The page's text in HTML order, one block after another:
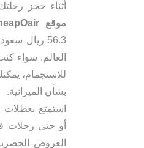
أثناء حجز
موقع CheapOair
56.3 ريال
العالم. سواء
للاستجمام،
بشأن الميزانية.
استمتع
أو حتى رحلات